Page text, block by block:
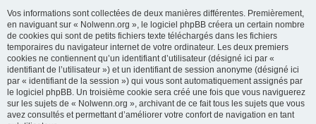
Vos informations sont collectées de deux manières différentes. Premièrement,
en naviguant sur « Nolwenn.org », le logiciel phpBB créera un certain nombre
de cookies qui sont de petits fichiers texte téléchargés dans les fichiers
temporaires du navigateur internet de votre ordinateur. Les deux premiers
cookies ne contiennent qu’un identifiant d’utilisateur (désigné ici par «
identifiant de l’utilisateur ») et un identifiant de session anonyme (désigné ici
par « identifiant de la session ») qui vous sont automatiquement assignés par
le logiciel phpBB. Un troisième cookie sera créé une fois que vous naviguerez
sur les sujets de « Nolwenn.org », archivant de ce fait tous les sujets que vous
avez consultés et permettant d’améliorer votre confort de navigation en tant